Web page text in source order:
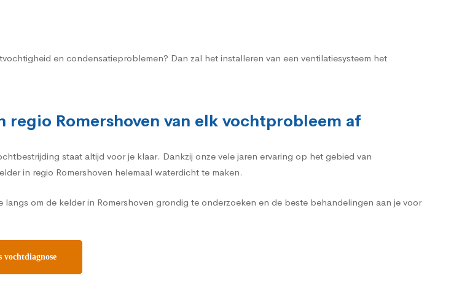
en condensatieproblemen? Dan zal het installeren van een ventilatiesysteem het
Romershoven van elk vochtprobleem af
staat altijd voor je klaar. Dankzij onze vele jaren ervaring op het gebied van
in regio Romershoven helemaal waterdicht te maken.
om de kelder in Romershoven grondig te onderzoeken en de beste behandelingen aan je voor
vochtdiagnose